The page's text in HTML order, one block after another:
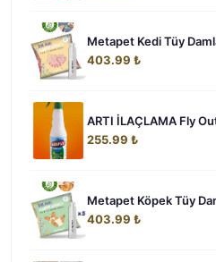
Metapet Kedi Tüy
403.99 ₺
ARTI İLAÇLAMA Fly
255.99 ₺
Metapet Köpek Tüy
403.99 ₺